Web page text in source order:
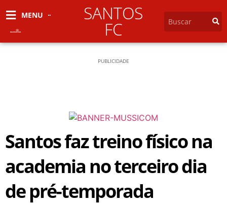
MENU SANTOS
FC
PUBLICIDADE
Santos faz treino físico na
academia no terceiro dia
de pré-temporada